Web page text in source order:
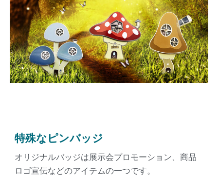
特殊なピンバッジ
オリジナルバッジは展示会プロモーション、商品
ロゴ宣伝などのアイテムの一つです。